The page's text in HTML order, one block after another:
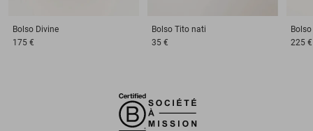
Bolso Divine
175 €
Bolso Tito nati
35 €
Bolso
225 €